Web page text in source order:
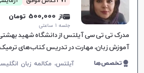
از 500,000 تومان
جلسه ۱ ساعتی
آموزش زبان، مهارت در تدریس کتاب‌های
تمام سطوح، بهبود سریع در یادگیری.
تخصص‌ها